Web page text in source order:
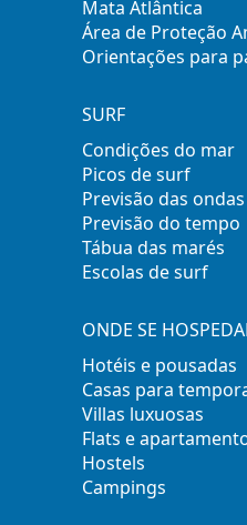
Mata Atlântica
Área de Proteção
Orientações para
SURF
Condições do mar
Picos de surf
Previsão das ondas
Previsão do tempo
Tábua das marés
Escolas de surf
ONDE SE
Hotéis e pousadas
Casas para
Villas luxuosas
Flats e
Hostels
Campings